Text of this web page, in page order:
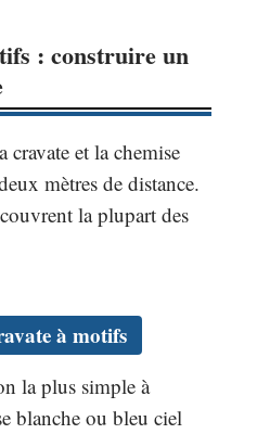
: construire un
cravate et la chemise
mètres de distance.
la plupart des
à motifs
la plus simple à
blanche ou bleu ciel